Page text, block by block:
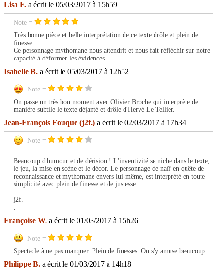
Lisa F. a écrit le 05/03/2017 à 15h59
Note =
Très bonne pièce et belle interprétation de ce texte drôle et plein de
finesse.
Ce personnage mythomane nous attendrit et nous fait réfléchir sur notre
capacité à déformer les évidences.
Isabelle B. a écrit le 05/03/2017 à 12h52
Note =
On passe un très bon moment avec Olivier Broche qui interprète de
manière subtile le texte déjanté et drôle d'Hervé Le Tellier.
Jean-François Fouque (j2f.) a écrit le 02/03/2017 à 17h34
Note =
.
Beaucoup d'humour et de dérision ! L'inventivité se niche dans le texte,
le jeu, la mise en scène et le décor. Le personnage de naïf en quête de
reconnaissance et mythomane envers lui-même, est interprété en toute
simplicité avec plein de finesse et de justesse.
j2f.
.
Françoise W. a écrit le 01/03/2017 à 15h26
Note =
Spectacle à ne pas manquer. Plein de finesses. On s'y amuse beaucoup
Philippe B. a écrit le 01/03/2017 à 14h18